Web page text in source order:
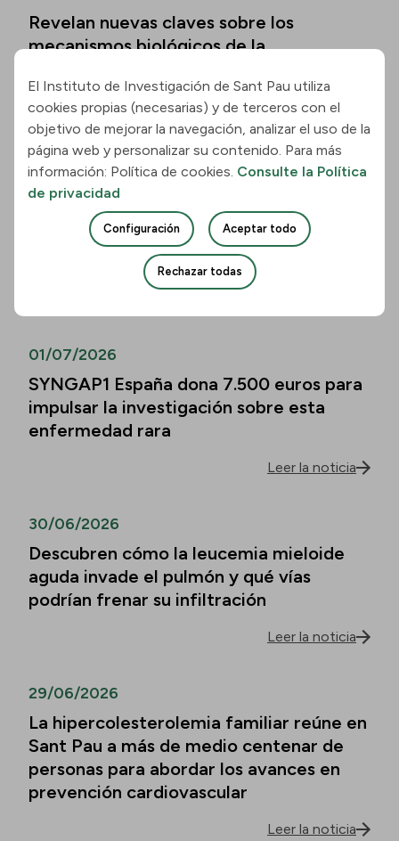
Revelan nuevas claves sobre los
mecanismos biológicos de la
Leer la noticia
01/07/2026
Los biomarcadores de la enfermedad de
Alzheimer permiten predecir el
deterioro cognitivo también en mayores
01/07/2026
SYNGAP1 España dona 7.500 euros para
impulsar la investigación sobre esta
enfermedad rara
Leer la noticia
30/06/2026
Descubren cómo la leucemia mieloide
aguda invade el pulmón y qué vías
podrían frenar su infiltración
Leer la noticia
29/06/2026
La hipercolesterolemia familiar reúne en
Sant Pau a más de medio centenar de
personas para abordar los avances en
prevención cardiovascular
Leer la noticia
El Instituto de Investigación de Sant Pau utiliza
cookies propias (necesarias) y de terceros con el
objetivo de mejorar la navegación, analizar el uso de la
página web y personalizar su contenido. Para más
información: Política de cookies. Consulte la Política
de privacidad
Configuración Aceptar todo
Rechazar todas